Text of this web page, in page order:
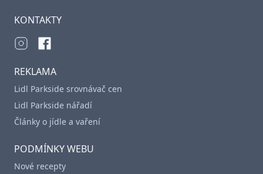
KONTAKTY
REKLAMA
Lidl Parkside srovnávač cen
Lidl Parkside nářadí
Články o jídle a vaření
PODMÍNKY WEBU
Nové recepty